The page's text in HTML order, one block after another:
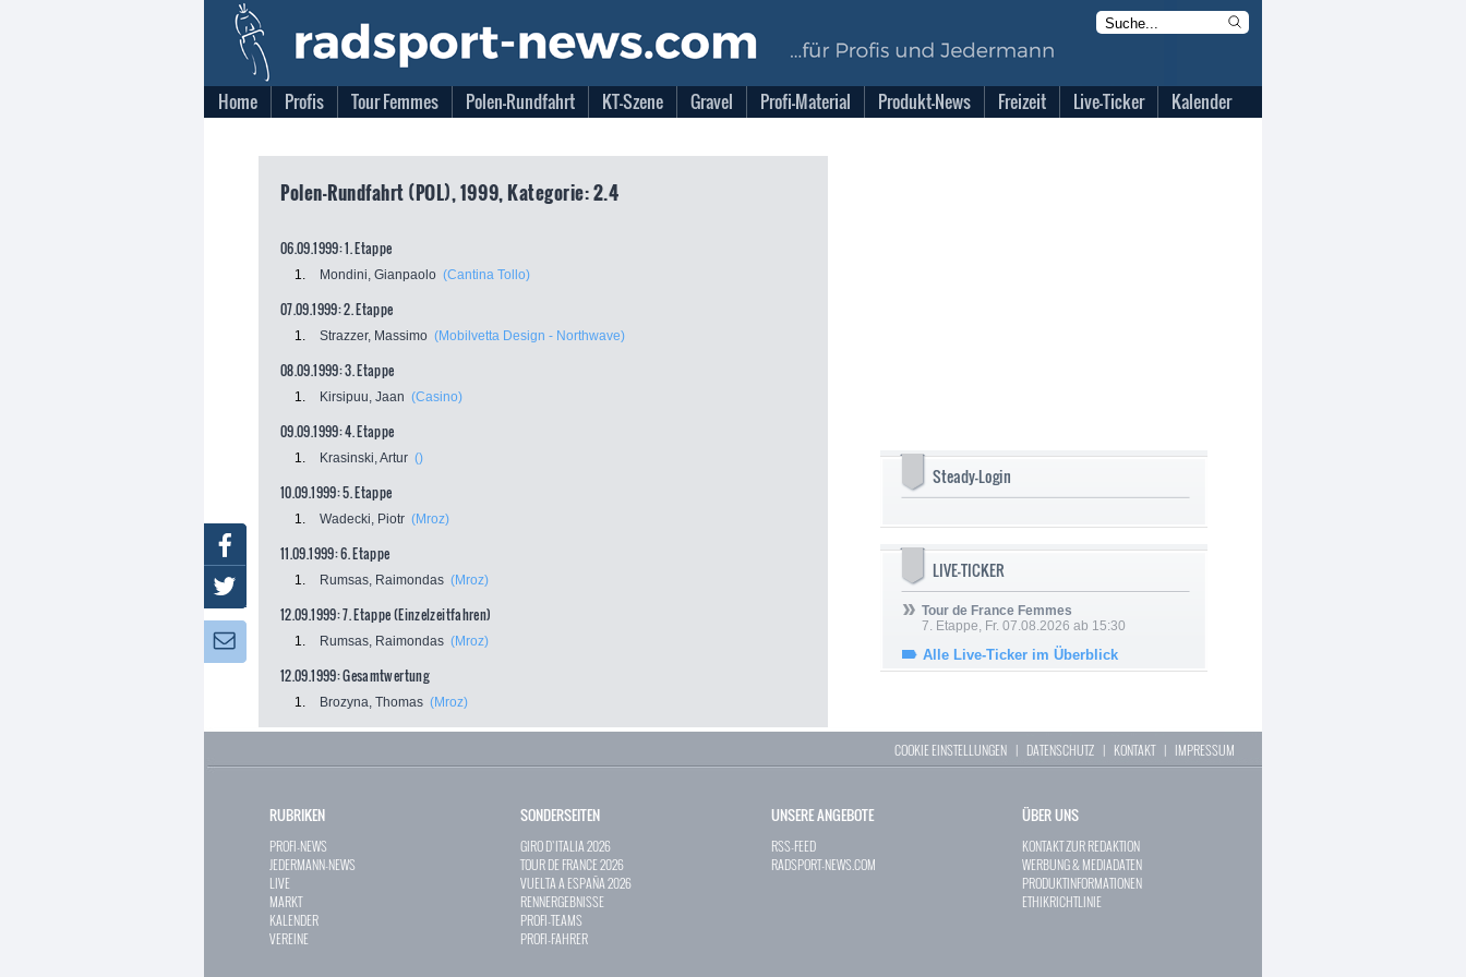
Home Profis Tour Femmes Polen-Rundfahrt KT-Szene Gravel Profi-Material Produkt-News Freizeit Live-Ticker Kalender
Polen-Rundfahrt (POL), 1999, Kategorie: 2.4
06.09.1999: 1. Etappe
1. Mondini, Gianpaolo (Cantina Tollo)
07.09.1999: 2. Etappe
1. Strazzer, Massimo (Mobilvetta Design - Northwave)
08.09.1999: 3. Etappe
1. Kirsipuu, Jaan (Casino)
09.09.1999: 4. Etappe
1. Krasinski, Artur ()
10.09.1999: 5. Etappe
1. Wadecki, Piotr (Mroz)
11.09.1999: 6. Etappe
1. Rumsas, Raimondas (Mroz)
12.09.1999: 7. Etappe (Einzelzeitfahren)
1. Rumsas, Raimondas (Mroz)
12.09.1999: Gesamtwertung
1. Brozyna, Thomas (Mroz)
Steady-Login
LIVE-TICKER
Tour de France Femmes
7. Etappe, Fr. 07.08.2026 ab 15:30
Alle Live-Ticker im Überblick
Facebook
Twitter
Newsletter:
COOKIE EINSTELLUNGEN | DATENSCHUTZ | KONTAKT| IMPRESSUM
RUBRIKEN
PROFI-NEWS
JEDERMANN-NEWS
LIVE
MARKT
KALENDER
VEREINE
SONDERSEITEN
GIRO D`ITALIA 2026
TOUR DE FRANCE 2026
VUELTA A ESPAÑA 2026
RENNERGEBNISSE
PROFI-TEAMS
PROFI-FAHRER
UNSERE ANGEBOTE
RSS-FEED
RADSPORT-NEWS.COM
ÜBER UNS
KONTAKT ZUR REDAKTION
WERBUNG & MEDIADATEN
PRODUKTINFORMATIONEN
ETHIKRICHTLINIE